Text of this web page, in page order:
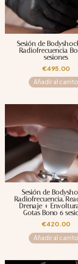
Sesión de
Radiofrecuencia
sesiones
€495.00
Añadir al carrito
Sesión de
Radiofrecuencia,
Drenaje +
Gotas Bono 6
€420.00
Añadir al carrito